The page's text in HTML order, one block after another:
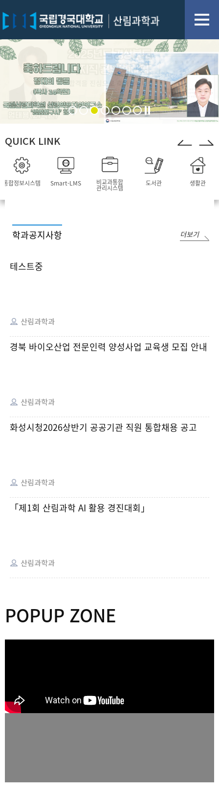
QUICK LINK
통합정보시스템 Smart-LMS 비교과통합
관리시스템
도서관 생활관
학과공지사항
학과 행사 및 언론게시
판
더보기
테스트중
산림과학과
경북 바이오산업 전문인력 양성사업 교육생 모집 안내
산림과학과
화성시청2026상반기 공공기관 직원 통합채용 공고
산림과학과
「제1회 산림과학 AI 활용 경진대회」
산림과학과
POPUP ZONE